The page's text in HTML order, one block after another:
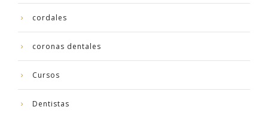
cordales
coronas dentales
Cursos
Dentistas